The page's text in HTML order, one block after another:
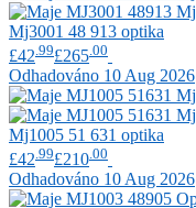
Mj3001 48 913 optika
£42 .99£265 .00
Odhadováno 10 Aug 2026
Mj1005 51 631 optika
£42 .99£210 .00
Odhadováno 10 Aug 2026